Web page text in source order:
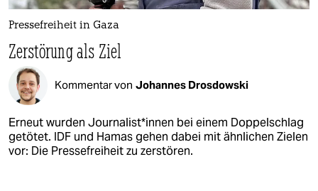
Pressefreiheit in Gaza
Zerstörung als Ziel
Kommentar von Johannes Drosdowski
Erneut wurden Jour­na­lis­t*in­nen bei einem Doppelschlag
getötet. IDF und Hamas gehen dabei mit ähnlichen Zielen
vor: Die Pressefreiheit zu zerstören.